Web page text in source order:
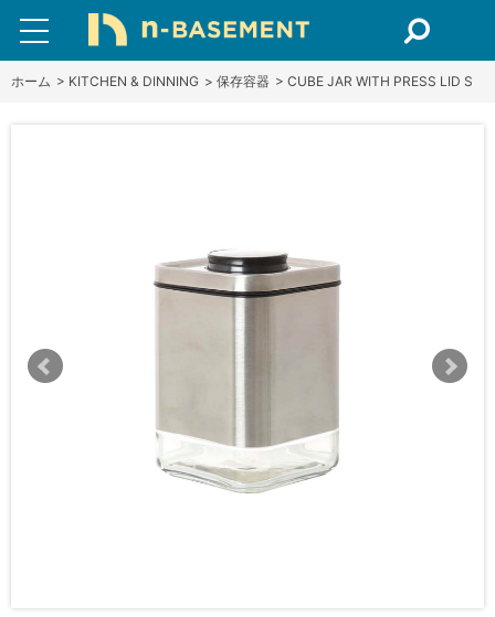
ホーム > KITCHEN & DINNING > 保存容器 > CUBE JAR WITH PRESS LID S